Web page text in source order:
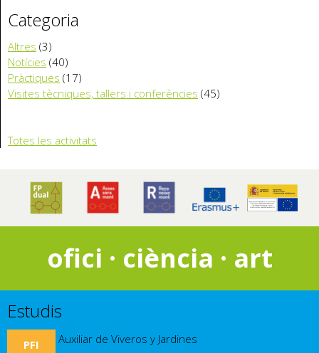
Categoria
Altres (3)
Notícies (40)
Pràctiques (17)
Visites tècniques, tallers i conferències (45)
Totes les activitats
ofici · ciència · art
Estudis
PFI Auxiliar de Viveros y Jardines